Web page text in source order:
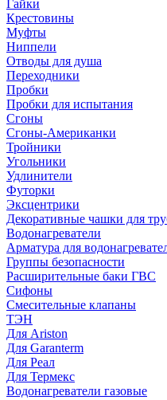
Гайки
Крестовины
Муфты
Ниппели
Отводы для душа
Переходники
Пробки
Пробки для испытания
Сгоны
Сгоны-Американки
Тройники
Угольники
Удлинители
Футорки
Эксцентрики
Декоративные чашки для
Водонагреватели
Арматура для
Группы безопасности
Расширительные баки ГВС
Сифоны
Смесительные клапаны
ТЭН
Для Ariston
Для Garanterm
Для Реал
Для Термекс
Водонагреватели газовые